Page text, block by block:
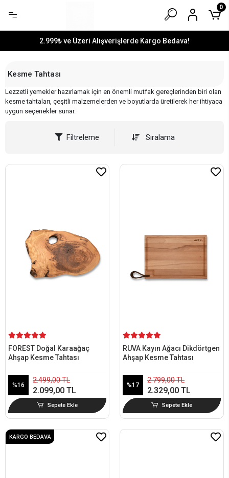
2.999₺ ve Üzeri Alışverişlerde Kargo Bedava!
0
Kesme Tahtası
Lezzetli yemekler hazırlamak için en önemli mutfak gereçlerinden biri olan
kesme tahtaları, çeşitli malzemelerden ve boyutlarda üretilerek her ihtiyaca
uygun seçenekler sunar.
Filtreleme Sıralama
FOREST Doğal Karaağaç
Ahşap Kesme Tahtası
%16
2.499,00 TL
2.099,00 TL
Sepete Ekle
RUVA Kayın Ağacı Dikdörtgen
Ahşap Kesme Tahtası
%17
2.799,00 TL
2.329,00 TL
Sepete Ekle
KARGO BEDAVA